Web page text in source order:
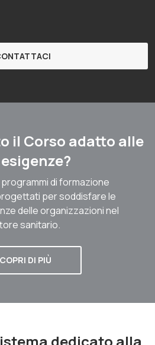
il Corso adatto alle
di formazione
per soddisfare le
delle organizzazioni nel
sanitario.
DI PIÙ
dedicato alla